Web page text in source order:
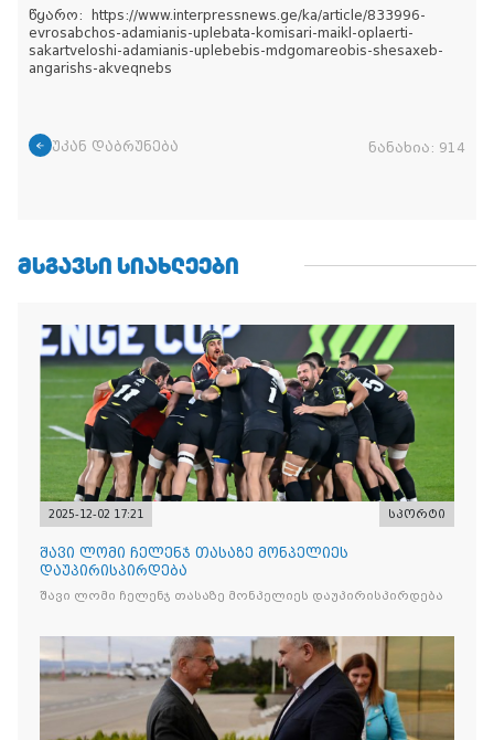
წყარო: https://www.interpressnews.ge/ka/article/833996-
evrosabchos-adamianis-uplebata-komisari-maikl-oplaerti-
sakartveloshi-adamianis-uplebebis-mdgomareobis-shesaxeb-
angarishs-akveqnebs
უკან დაბრუნება ნანახია: 914
ᲛᲡᲒᲐᲕᲡᲘ ᲡᲘᲐᲮᲚᲔᲔᲑᲘ
2025-12-02 17:21 სპორტი
შავი ლომი ჩელენჯ თასაზე მონპელიეს
დაუპირისპირდება
შავი ლომი ჩელენჯ თასაზე მონპელიეს დაუპირისპირდება